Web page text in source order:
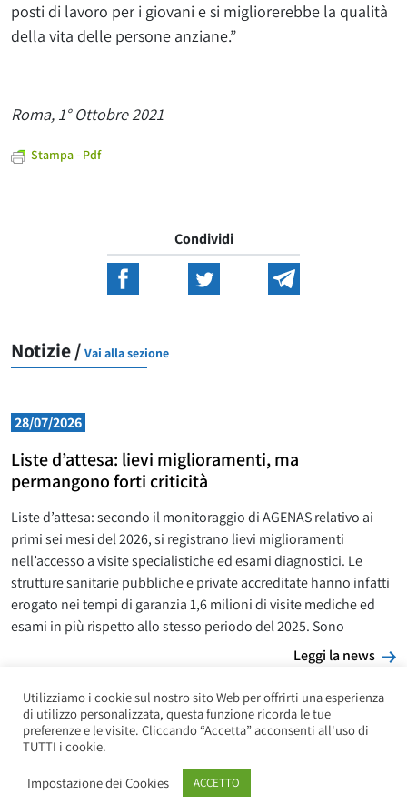
posti di lavoro per i giovani e si migliorerebbe la qualità
della vita delle persone anziane.”
Roma, 1° Ottobre 2021
Stampa - Pdf
Condividi
Notizie / Vai alla sezione
28/07/2026
Liste d’attesa: lievi miglioramenti, ma
permangono forti criticità
Liste d’attesa: secondo il monitoraggio di AGENAS relativo ai
primi sei mesi del 2026, si registrano lievi miglioramenti
nell’accesso a visite specialistiche ed esami diagnostici. Le
strutture sanitarie pubbliche e private accreditate hanno infatti
erogato nei tempi di garanzia 1,6 milioni di visite mediche ed
esami in più rispetto allo stesso periodo del 2025. Sono
Leggi la news
Utilizziamo i cookie sul nostro sito Web per offrirti una esperienza
di utilizzo personalizzata, questa funzione ricorda le tue
preferenze e le visite. Cliccando “Accetta” acconsenti all'uso di
TUTTI i cookie.
Impostazione dei Cookies ACCETTO